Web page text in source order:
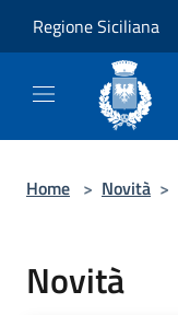
Regione Siciliana
Home > Novità >
Novità